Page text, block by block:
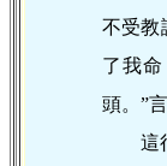
不受教
了我
頭。”
這